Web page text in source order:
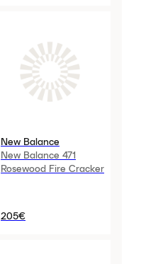
New Balance
New Balance 471
Rosewood Fire Cracker
205€